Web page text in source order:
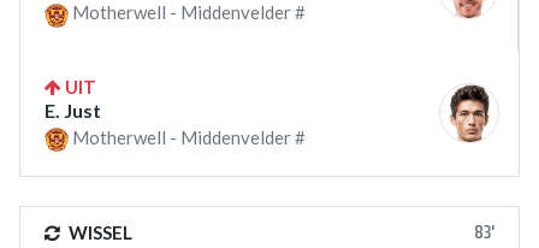
Motherwell - Middenvelder #
UIT
E. Just
Motherwell - Middenvelder #
WISSEL 83'